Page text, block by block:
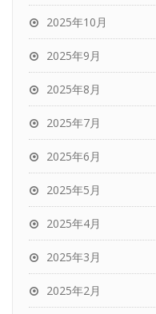
2025年10月
2025年9月
2025年8月
2025年7月
2025年6月
2025年5月
2025年4月
2025年3月
2025年2月